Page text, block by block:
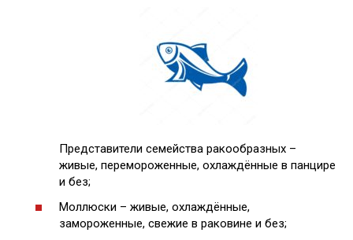
Представители семейства ракообразных –
живые, перемороженные, охлаждённые в панцире
и без;
Моллюски – живые, охлаждённые,
замороженные, свежие в раковине и без;